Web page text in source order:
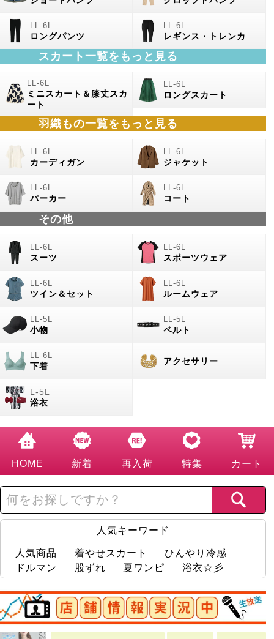
ロングパンツ レギンス・トレンカ
スカート一覧をもっと見る
ミニスカート＆膝丈スカ
ート
ロングスカート
羽織もの一覧をもっと見る
カーディガン ジャケット
パーカー コート
その他
スーツ スポーツウェア
ツイン＆セット ルームウェア
小物 ベルト
下着
アクセサリー
浴衣
HOME 新着 再入荷 特集 カート
人気キーワード
人気商品 着やせスカート
ひんやり冷感
ドルマン
股ずれ 夏ワンピ 浴衣☆彡
店舗情報実況中